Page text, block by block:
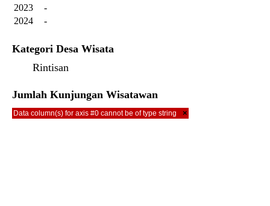
2023
-
2024
-
Kategori Desa Wisata
Rintisan
Jumlah Kunjungan Wisatawan
Data column(s) for axis #0 cannot be of type string ×